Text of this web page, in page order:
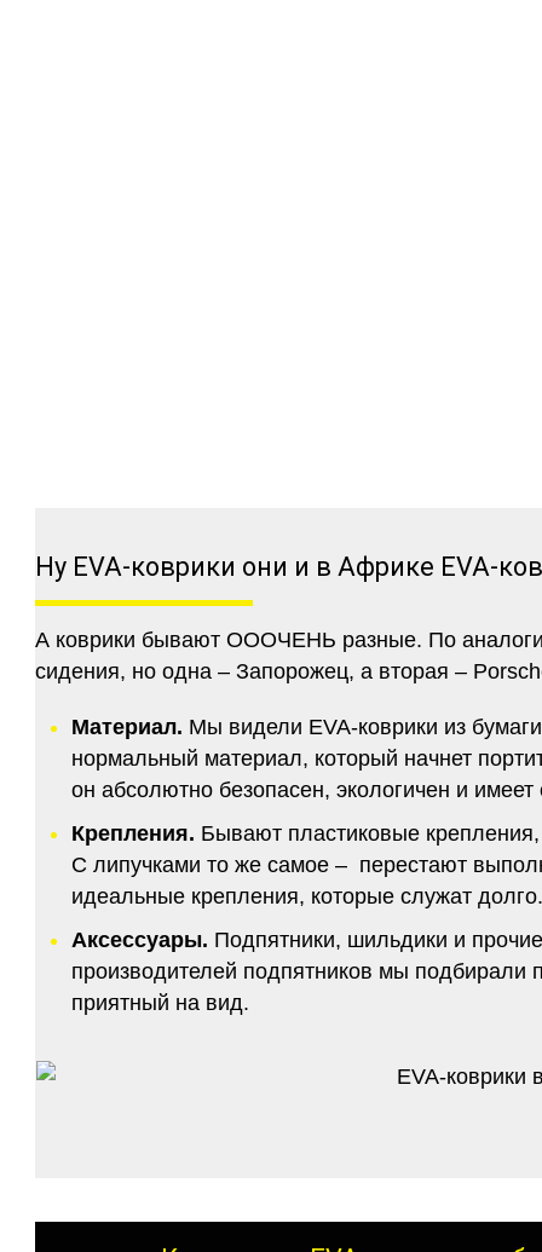
Ну EVA-коврики они и в Африке EVA-
А коврики бывают ОООЧЕНЬ разные. По
сидения, но одна – Запорожец, а вторая –
Материал. Мы видели EVA-коврики из
нормальный материал, который начнет
он абсолютно безопасен, экологичен и
Крепления. Бывают пластиковые
С липучками то же самое – перестают
идеальные крепления, которые служат
Аксессуары. Подпятники, шильдики и
производителей подпятников мы подбирали
приятный на вид.